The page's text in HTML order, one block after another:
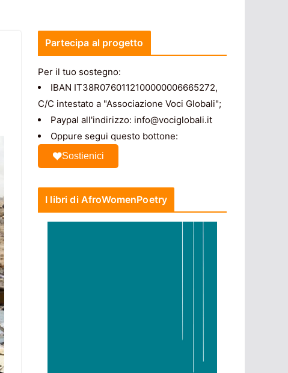
Partecipa al progetto
Per il tuo sostegno:
IBAN IT38R0760112100000006665272,
C/C intestato a "Associazione Voci Globali";
Paypal all'indirizzo: info@vociglobali.it
Oppure segui questo bottone:
Sostienici
I libri di AfroWomenPoetry